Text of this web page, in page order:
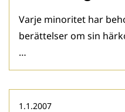
Varje minoritet har
berättelser om sin
…
1.1.2007